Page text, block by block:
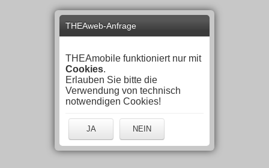
THEAweb-Anfrage
THEAmobile funktioniert nur mit
Cookies.
Erlauben Sie bitte die
Verwendung von technisch
notwendigen Cookies!
JA NEIN